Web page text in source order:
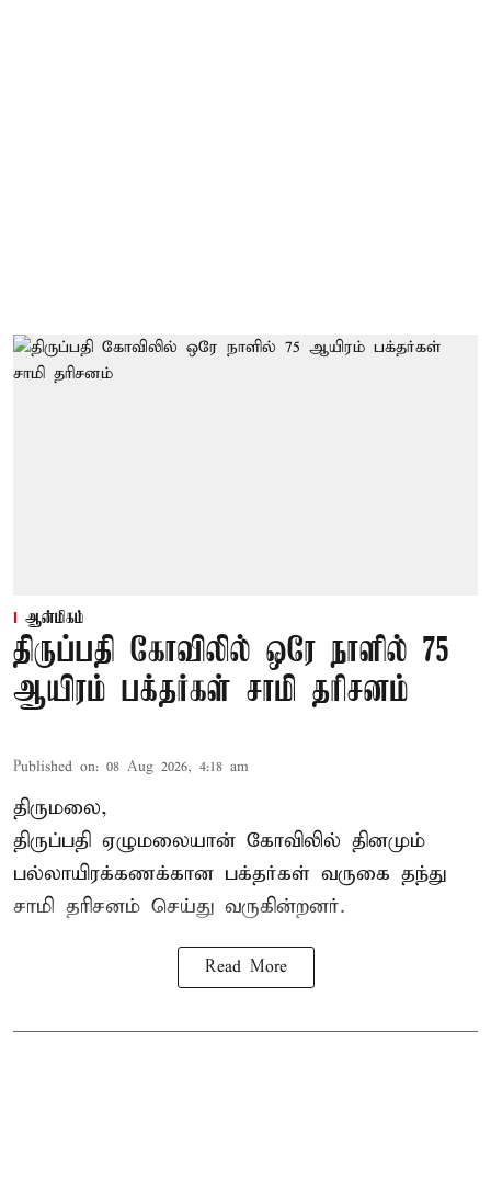
ஆன்மிகம்
திருப்பதி கோவிலில் ஒரே நாளில் 75
ஆயிரம் பக்தர்கள் சாமி தரிசனம்
Published on: 08 Aug 2026, 4:18 am
திருமலை,
திருப்பதி ஏழுமலையான் கோவிலில் தினமும்
பல்லாயிரக்கணக்கான பக்தர்கள் வருகை தந்து
சாமி தரிசனம் செய்து வருகின்றனர்.
Read More